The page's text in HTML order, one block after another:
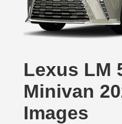
Lexus LM
Minivan
Images